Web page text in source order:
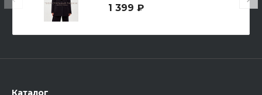
1 399 ₽
Каталог